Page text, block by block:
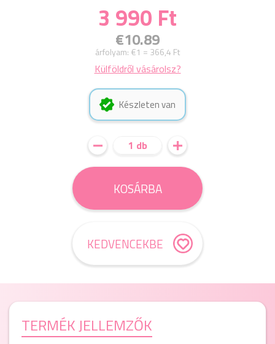
3 990 Ft
€10.89
árfolyam: €1 = 366,4 Ft
Külföldről vásárolsz?
Készleten van
1 db
KOSÁRBA
KEDVENCEKBE
TERMÉK JELLEMZŐK